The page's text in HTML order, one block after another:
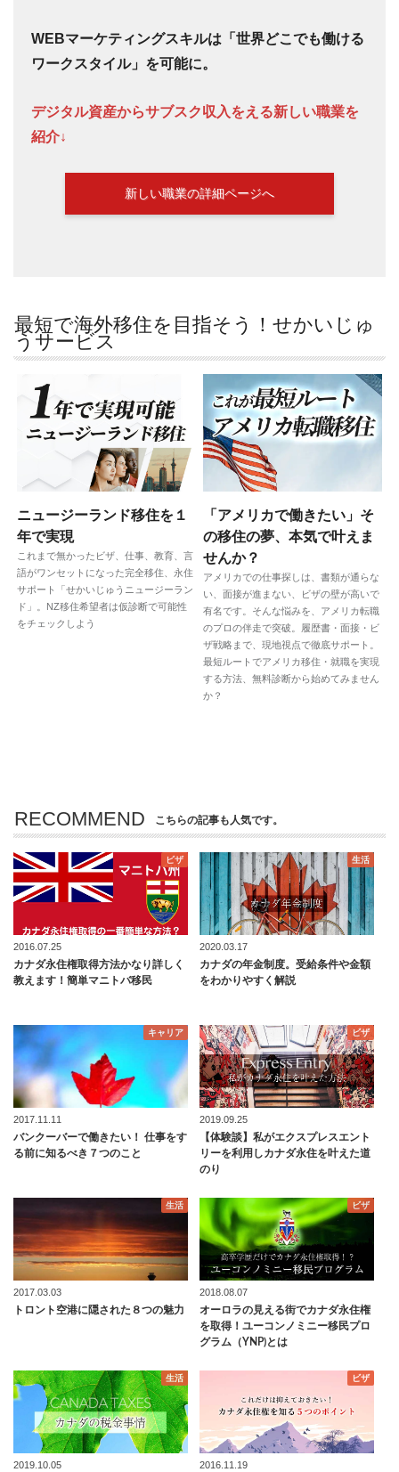
WEBマーケティングスキルは「世界どこでも働ける
ワークスタイル」を可能に。
デジタル資産からサブスク収入をえる新しい職業を
紹介↓
新しい職業の詳細ページへ
最短で海外移住を目指そう！せかいじゅ
うサービス
ニュージーランド移住を１
年で実現
これまで無かったビザ、仕事、教育、言
語がワンセットになった完全移住、永住
サポート「せかいじゅうニュージーラン
ド」。NZ移住希望者は仮診断で可能性
をチェックしよう
「アメリカで働きたい」そ
の移住の夢、本気で叶えま
せんか？
アメリカでの仕事探しは、書類が通らな
い、面接が進まない、ビザの壁が高いで
有名です。そんな悩みを、アメリカ転職
のプロの伴走で突破。履歴書・面接・ビ
ザ戦略まで、現地視点で徹底サポート。
最短ルートでアメリカ移住・就職を実現
する方法、無料診断から始めてみません
か？
RECOMMEND こちらの記事も人気です。
ビザ
2016.07.25
カナダ永住権取得方法かなり詳しく
教えます！簡単マニトバ移民
生活
2020.03.17
カナダの年金制度。受給条件や金額
をわかりやすく解説
キャリア
2017.11.11
バンクーバーで働きたい！ 仕事をす
る前に知るべき７つのこと
ビザ
2019.09.25
【体験談】私がエクスプレスエント
リーを利用しカナダ永住を叶えた道
のり
生活
2017.03.03
トロント空港に隠された８つの魅力
ビザ
2018.08.07
オーロラの見える街でカナダ永住権
を取得！ユーコンノミニー移民プロ
グラム（YNP)とは
生活
2019.10.05
ビザ
2016.11.19